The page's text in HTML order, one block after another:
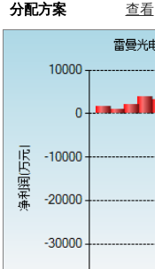
分配方案
查看